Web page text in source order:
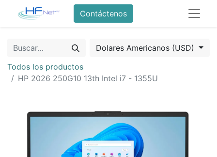
Contáctenos
Dolares Americanos (USD)
Todos los productos
HP 2026 250G10 13th Intel i7 - 1355U